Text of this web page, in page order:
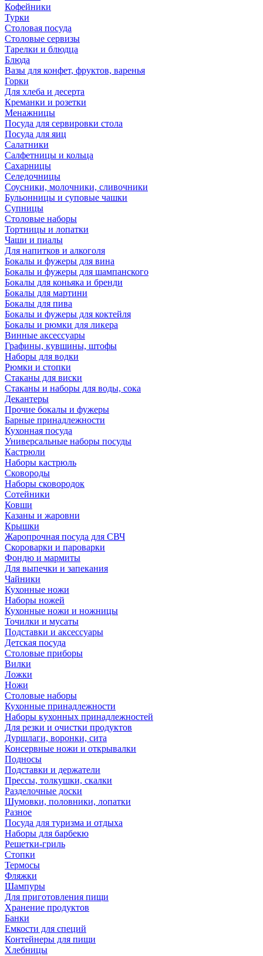
Кофейники
Турки
Столовая посуда
Столовые сервизы
Тарелки и блюдца
Блюда
Вазы для конфет, фруктов, варенья
Горки
Для хлеба и десерта
Креманки и розетки
Менажницы
Посуда для сервировки стола
Посуда для яиц
Салатники
Салфетницы и кольца
Сахарницы
Селедочницы
Соусники, молочники, сливочники
Бульонницы и суповые чашки
Супницы
Столовые наборы
Тортницы и лопатки
Чаши и пиалы
Для напитков и алкоголя
Бокалы и фужеры для вина
Бокалы и фужеры для шампанского
Бокалы для коньяка и бренди
Бокалы для мартини
Бокалы для пива
Бокалы и фужеры для коктейля
Бокалы и рюмки для ликера
Винные аксессуары
Графины, кувшины, штофы
Наборы для водки
Рюмки и стопки
Стаканы для виски
Стаканы и наборы для воды, сока
Декантеры
Прочие бокалы и фужеры
Барные принадлежности
Кухонная посуда
Универсальные наборы посуды
Кастрюли
Наборы кастрюль
Сковороды
Наборы сковородок
Сотейники
Ковши
Казаны и жаровни
Крышки
Жаропрочная посуда для СВЧ
Скороварки и пароварки
Фондю и мармиты
Для выпечки и запекания
Чайники
Кухонные ножи
Наборы ножей
Кухонные ножи и ножницы
Точилки и мусаты
Подставки и аксессуары
Детская посуда
Столовые приборы
Вилки
Ложки
Ножи
Столовые наборы
Кухонные принадлежности
Наборы кухонных принадлежностей
Для резки и очистки продуктов
Дуршлаги, воронки, сита
Консервные ножи и открывалки
Подносы
Подставки и держатели
Прессы, толкушки, скалки
Разделочные доски
Шумовки, половники, лопатки
Разное
Посуда для туризма и отдыха
Наборы для барбекю
Решетки-гриль
Стопки
Термосы
Фляжки
Шампуры
Для приготовления пищи
Хранение продуктов
Банки
Емкости для специй
Контейнеры для пищи
Хлебницы